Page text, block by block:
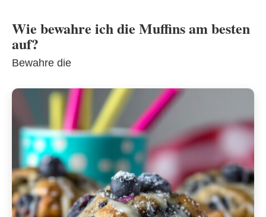
Wie bewahre ich die Muffins am besten
auf?
Bewahre die